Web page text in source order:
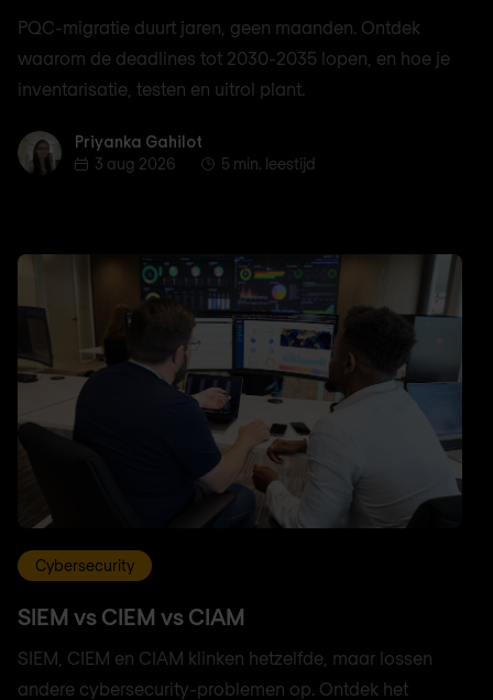
PQC-migratie duurt jaren, geen maanden. Ontdek
waarom de deadlines tot 2030-2035 lopen, en hoe je
inventarisatie, testen en uitrol plant.
Priyanka Gahilot
Priyanka Gahilot
3 aug 2026
5 min. leestijd
Cybersecurity
SIEM vs CIEM vs CIAM
SIEM, CIEM en CIAM klinken hetzelfde, maar lossen
andere cybersecurity-problemen op. Ontdek het